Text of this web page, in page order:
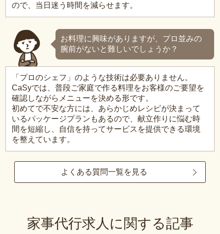
ので、当日迷う時間を減らせます。
お料理に興味がありますが、プロ並みの
腕前がないと難しいでしょうか？
「プロのシェフ」のような技術は必要ありません。
CaSyでは、普段ご家庭で作る料理をお客様のご要望を
確認しながらメニューを決める形です。
初めてで不安な方には、あらかじめレシピが決まって
いるパッケージプランもあるので、献立作りに悩む時
間を短縮し、自信を持ってサービスを提供できる環境
を整えています。
よくある質問一覧を見る
家事代行求人に関する記事